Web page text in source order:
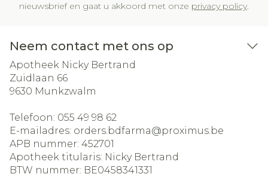
nieuwsbrief en gaat u akkoord met onze privacy policy.
Neem contact met ons op
Apotheek Nicky Bertrand
Zuidlaan 66
9630 Munkzwalm
Telefoon: 055 49 98 62
E-mailadres: orders.bdfarma@proximus.be
APB nummer: 452701
Apotheek titularis: Nicky Bertrand
BTW nummer: BE0458341331